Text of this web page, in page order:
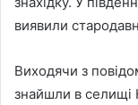
виявили
Виходячи з
знайшли в селищі